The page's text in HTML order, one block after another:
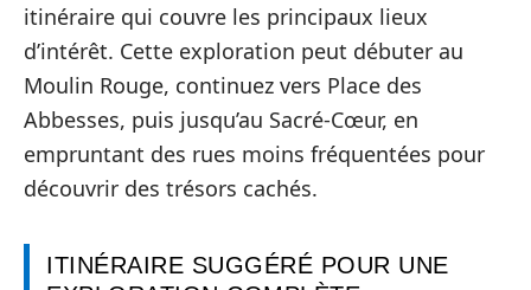
itinéraire qui couvre les principaux lieux
d’intérêt. Cette exploration peut débuter au
Moulin Rouge, continuez vers Place des
Abbesses, puis jusqu’au Sacré-Cœur, en
empruntant des rues moins fréquentées pour
découvrir des trésors cachés.
ITINÉRAIRE SUGGÉRÉ POUR UNE